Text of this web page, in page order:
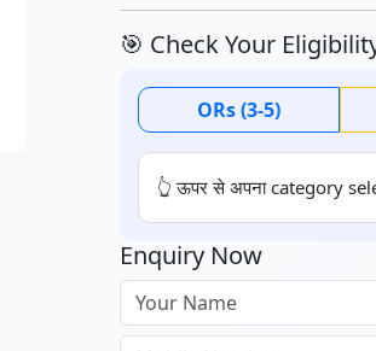
🎯 Check Your
ORs (3-5)
👆 ऊपर से अपना category
Enquiry Now